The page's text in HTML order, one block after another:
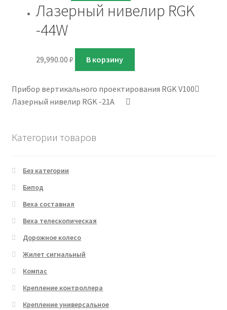
Лазерный нивелир RGK
-44W
29,990.00 ₽ В корзину
Прибор вертикального проектирования RGK V100
Лазерный нивелир RGK -21A
Категории товаров
Без категории
Бипод
Веха составная
Веха телескопическая
Дорожное колесо
Жилет сигнальный
Компас
Крепление контроллера
Крепление универсальное